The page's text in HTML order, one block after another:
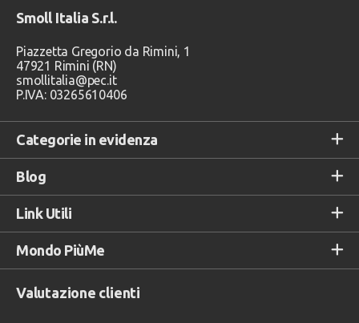
Categorie in evidenza
Blog
Link Utili
Mondo PiùMe
Smoll Italia S.r.l.
Piazzetta Gregorio da Rimini, 1
47921 Rimini (RN)
smollitalia@pec.it
P.IVA: 03265610406
Valutazione clienti